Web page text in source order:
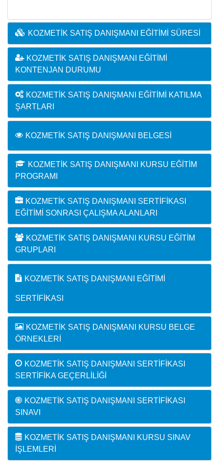
KOZMETIK SATIŞ DANIŞMANI EĞITIMI SÜRESI
KOZMETIK SATIŞ DANIŞMANI EĞITIMI
KONTENJAN DURUMU
KOZMETIK SATIŞ DANIŞMANI EĞITIMI KATILMA
ŞARTLARI
KOZMETIK SATIŞ DANIŞMANI BELGESI
KOZMETIK SATIŞ DANIŞMANI KURSU EĞITIM
PROGRAMI
KOZMETIK SATIŞ DANIŞMANI SERTIFIKASI
EĞITIMI SONRASI ÇALIŞMA ALANLARI
KOZMETIK SATIŞ DANIŞMANI KURSU EĞITIM
GRUPLARI
KOZMETIK SATIŞ DANIŞMANI EĞITIMI
SERTIFIKASI
KOZMETIK SATIŞ DANIŞMANI KURSU BELGE
ÖRNEKLERI
KOZMETIK SATIŞ DANIŞMANI SERTIFIKASI
SERTIFIKA GEÇERLILIĞI
KOZMETIK SATIŞ DANIŞMANI SERTIFIKASI
SINAVI
KOZMETIK SATIŞ DANIŞMANI KURSU SINAV
İŞLEMLERI